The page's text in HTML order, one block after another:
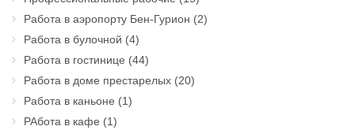
Работа в аэропорту Бен-Гурион (2)
Работа в булочной (4)
Работа в гостинице (44)
Работа в доме престарелых (20)
Работа в каньоне (1)
РАбота в кафе (1)